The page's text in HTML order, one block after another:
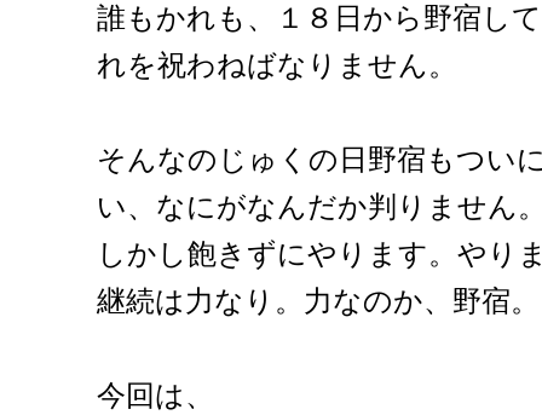
誰もかれも、１８日から野宿し
れを祝わねばなりません。
そんなのじゅくの日野宿もつい
い、なにがなんだか判りません
しかし飽きずにやります。やり
継続は力なり。力なのか、野宿。
今回は、